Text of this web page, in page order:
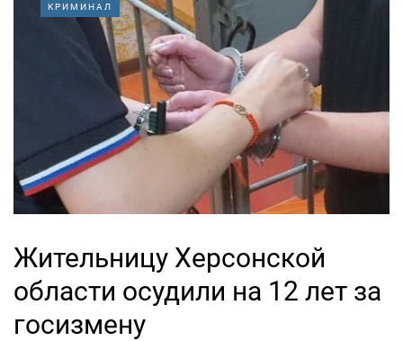
КРИМИНАЛ
Жительницу Херсонской
области осудили на 12 лет за
госизмену